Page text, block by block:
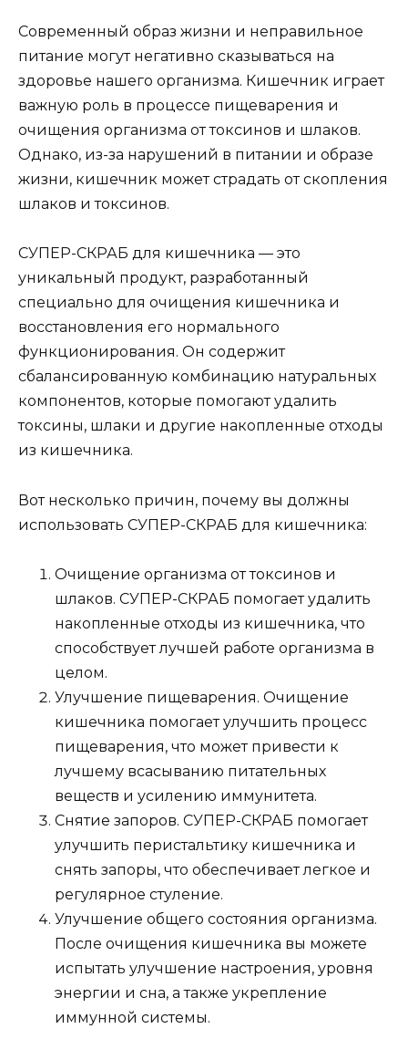
Современный образ жизни и неправильное
питание могут негативно сказываться на
здоровье нашего организма. Кишечник играет
важную роль в процессе пищеварения и
очищения организма от токсинов и шлаков.
Однако, из-за нарушений в питании и образе
жизни, кишечник может страдать от скопления
шлаков и токсинов.
СУПЕР-СКРАБ для кишечника — это
уникальный продукт, разработанный
специально для очищения кишечника и
восстановления его нормального
функционирования. Он содержит
сбалансированную комбинацию натуральных
компонентов, которые помогают удалить
токсины, шлаки и другие накопленные отходы
из кишечника.
Вот несколько причин, почему вы должны
использовать СУПЕР-СКРАБ для кишечника:
Очищение организма от токсинов и
шлаков. СУПЕР-СКРАБ помогает удалить
накопленные отходы из кишечника, что
способствует лучшей работе организма в
целом.
Улучшение пищеварения. Очищение
кишечника помогает улучшить процесс
пищеварения, что может привести к
лучшему всасыванию питательных
веществ и усилению иммунитета.
Снятие запоров. СУПЕР-СКРАБ помогает
улучшить перистальтику кишечника и
снять запоры, что обеспечивает легкое и
регулярное стуление.
Улучшение общего состояния организма.
После очищения кишечника вы можете
испытать улучшение настроения, уровня
энергии и сна, а также укрепление
иммунной системы.